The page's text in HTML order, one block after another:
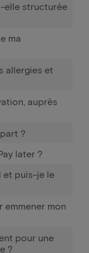
elle structurée
ma
allergies et
auprès
?
later ?
et puis-je le
emmener mon
pour une
?